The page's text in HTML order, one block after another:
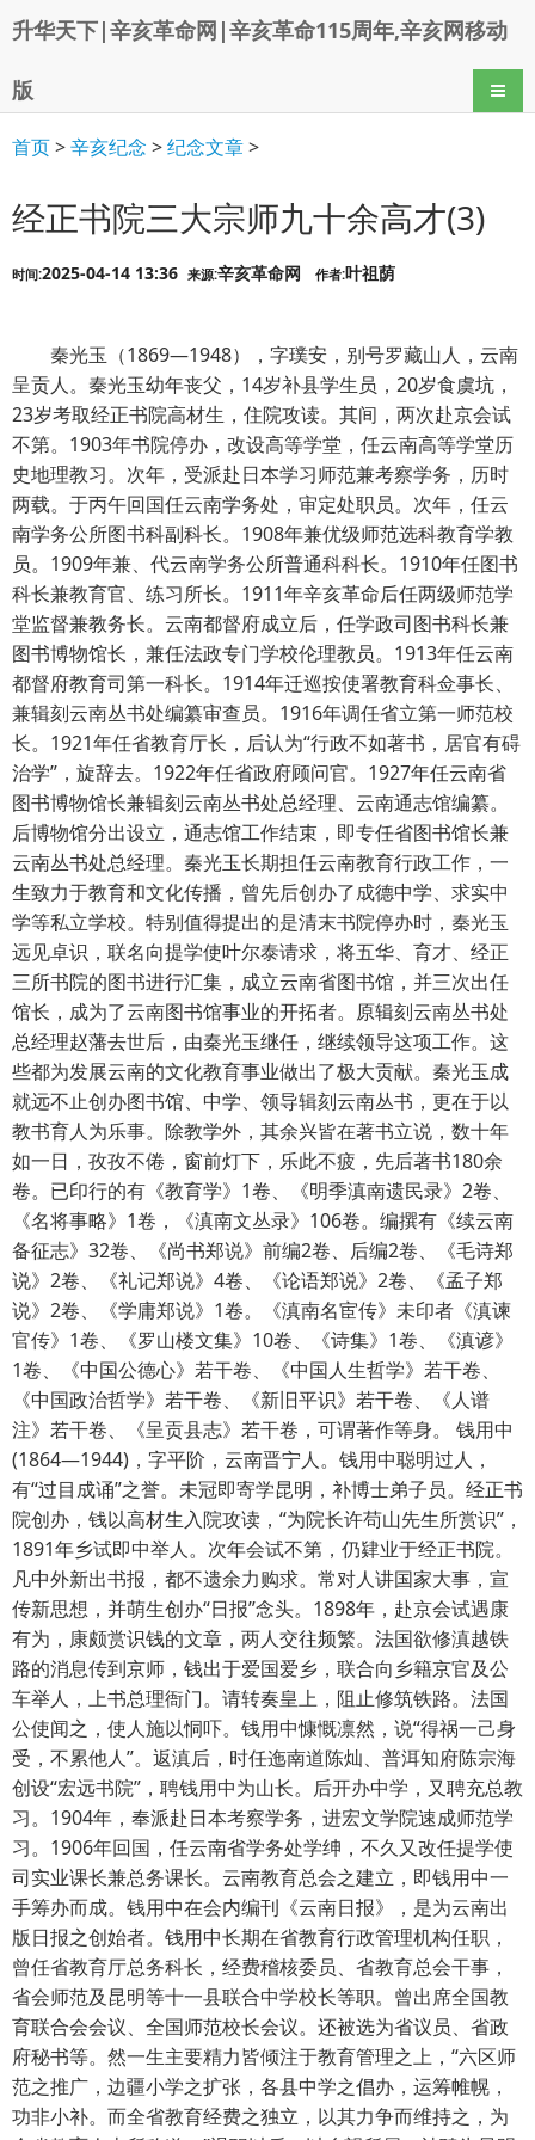
升华天下|辛亥革命网|辛亥革命115周年,辛亥网移动
版 导航
首页>辛亥纪念 >纪念文章>
经正书院三大宗师九十余高才(3)
时间:2025-04-14 13:36 来源:辛亥革命网 作者:叶祖荫
秦光玉（1869—1948），字璞安，别号罗藏山人，云南
呈贡人。秦光玉幼年丧父，14岁补县学生员，20岁食虞坑，
23岁考取经正书院高材生，住院攻读。其间，两次赴京会试
不第。1903年书院停办，改设高等学堂，任云南高等学堂历
史地理教习。次年，受派赴日本学习师范兼考察学务，历时
两载。于丙午回国任云南学务处，审定处职员。次年，任云
南学务公所图书科副科长。1908年兼优级师范选科教育学教
员。1909年兼、代云南学务公所普通科科长。1910年任图书
科长兼教育官、练习所长。1911年辛亥革命后任两级师范学
堂监督兼教务长。云南都督府成立后，任学政司图书科长兼
图书博物馆长，兼任法政专门学校伦理教员。1913年任云南
都督府教育司第一科长。1914年迁巡按使署教育科佥事长、
兼辑刻云南丛书处编纂审查员。1916年调任省立第一师范校
长。1921年任省教育厅长，后认为“行政不如著书，居官有碍
治学”，旋辞去。1922年任省政府顾问官。1927年任云南省
图书博物馆长兼辑刻云南丛书处总经理、云南通志馆编纂。
后博物馆分出设立，通志馆工作结束，即专任省图书馆长兼
云南丛书处总经理。秦光玉长期担任云南教育行政工作，一
生致力于教育和文化传播，曾先后创办了成德中学、求实中
学等私立学校。特别值得提出的是清末书院停办时，秦光玉
远见卓识，联名向提学使叶尔泰请求，将五华、育才、经正
三所书院的图书进行汇集，成立云南省图书馆，并三次出任
馆长，成为了云南图书馆事业的开拓者。原辑刻云南丛书处
总经理赵藩去世后，由秦光玉继任，继续领导这项工作。这
些都为发展云南的文化教育事业做出了极大贡献。秦光玉成
就远不止创办图书馆、中学、领导辑刻云南丛书，更在于以
教书育人为乐事。除教学外，其余兴皆在著书立说，数十年
如一日，孜孜不倦，窗前灯下，乐此不疲，先后著书180余
卷。已印行的有《教育学》1卷、《明季滇南遗民录》2卷、
《名将事略》1卷，《滇南文丛录》106卷。编撰有《续云南
备征志》32卷、《尚书郑说》前编2卷、后编2卷、《毛诗郑
说》2卷、《礼记郑说》4卷、《论语郑说》2卷、《孟子郑
说》2卷、《学庸郑说》1卷。《滇南名宦传》未印者《滇谏
官传》1卷、《罗山楼文集》10卷、《诗集》1卷、《滇谚》
1卷、《中国公德心》若干卷、《中国人生哲学》若干卷、
《中国政治哲学》若干卷、《新旧平识》若干卷、《人谱
注》若干卷、《呈贡县志》若干卷，可谓著作等身。 钱用中
(1864—1944)，字平阶，云南晋宁人。钱用中聪明过人，
有“过目成诵”之誉。未冠即寄学昆明，补博士弟子员。经正书
院创办，钱以高材生入院攻读，“为院长许苟山先生所赏识”，
1891年乡试即中举人。次年会试不第，仍肄业于经正书院。
凡中外新出书报，都不遗余力购求。常对人讲国家大事，宣
传新思想，并萌生创办“日报”念头。1898年，赴京会试遇康
有为，康颇赏识钱的文章，两人交往频繁。法国欲修滇越铁
路的消息传到京师，钱出于爱国爱乡，联合向乡籍京官及公
车举人，上书总理衙门。请转奏皇上，阻止修筑铁路。法国
公使闻之，使人施以恫吓。钱用中慷慨凛然，说“得祸一己身
受，不累他人”。返滇后，时任迤南道陈灿、普洱知府陈宗海
创设“宏远书院”，聘钱用中为山长。后开办中学，又聘充总教
习。1904年，奉派赴日本考察学务，进宏文学院速成师范学
习。1906年回国，任云南省学务处学绅，不久又改任提学使
司实业课长兼总务课长。云南教育总会之建立，即钱用中一
手筹办而成。钱用中在会内编刊《云南日报》，是为云南出
版日报之创始者。钱用中长期在省教育行政管理机构任职，
曾任省教育厅总务科长，经费稽核委员、省教育总会干事，
省会师范及昆明等十一县联合中学校长等职。曾出席全国教
育联合会会议、全国师范校长会议。还被选为省议员、省政
府秘书等。然一生主要精力皆倾注于教育管理之上，“六区师
范之推广，边疆小学之扩张，各县中学之倡办，运筹帷幌，
功非小补。而全省教育经费之独立，以其力争而维持之，为